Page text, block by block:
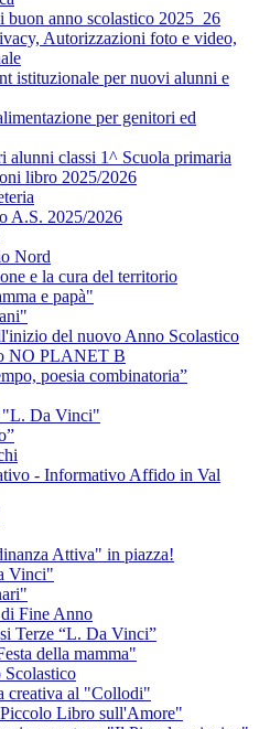
buon anno scolastico 2025_26
Autorizzazioni foto e video,
istituzionale per nuovi alunni e
per genitori ed
alunni classi 1^ Scuola primaria
libro 2025/2026
A.S. 2025/2026
Nord
e la cura del territorio
e papà"
del nuovo Anno Scolastico
NO PLANET B
poesia combinatoria”
Da Vinci"
- Informativo Affido in Val
Attiva" in piazza!
Vinci"
Fine Anno
Terze “L. Da Vinci”
della mamma"
Scolastico
creativa al "Collodi"
Libro sull'Amore"